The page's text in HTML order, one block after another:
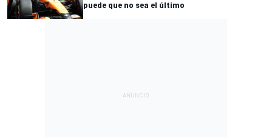
puede que no sea el último